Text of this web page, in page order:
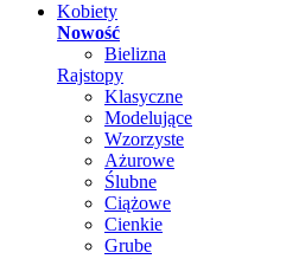
Kobiety
Nowość
Bielizna
Rajstopy
Klasyczne
Modelujące
Wzorzyste
Ażurowe
Ślubne
Ciążowe
Cienkie
Grube